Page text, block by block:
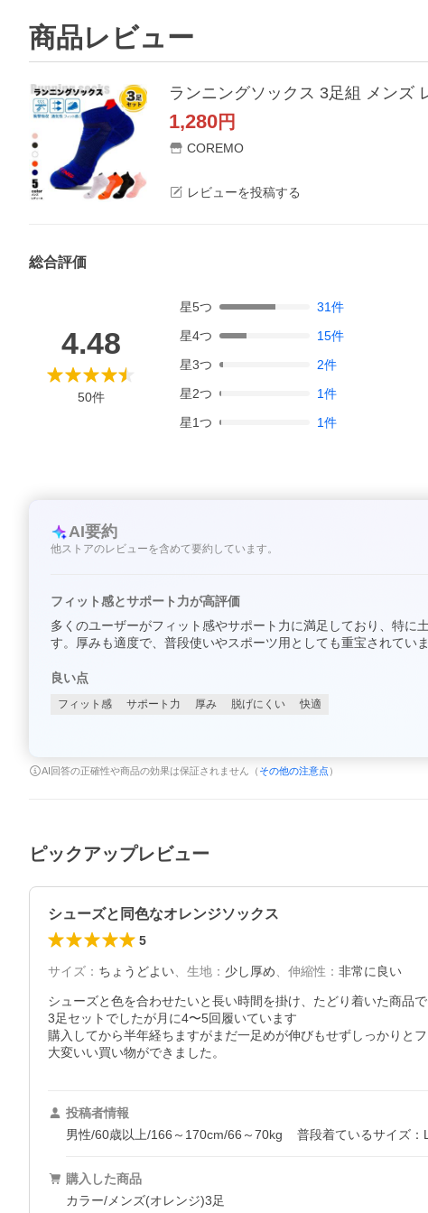
商品レビュー
1,280円
COREMO
レビューを投稿する
総合評価
4.48
50件
星5つ 31件
星4つ 15件
星3つ 2件
星2つ 1件
星1つ 1件
AI要約
他ストアのレビューを含めて要約しています。
フィット感とサポート力が高評価
多くのユーザーがフィット感やサポート力に満足しており、特に
す。厚みも適度で、普段使いやスポーツ用としても重宝されていま
良い点
フィット感 サポート力 厚み 脱げにくい 快適
AI回答の正確性や商品の効果は保証されません（ その他の注意点 ）
ピックアップレビュー
シューズと同色なオレンジソックス
5
サイズ ： ちょうどよい 生地 ： 少し厚め 伸縮性 ： 非常に良い
シューズと色を合わせたいと長い時間を掛け、たどり着いた商品
3足セットでしたが月に4〜5回履いています
購入してから半年経ちますがまだ一足めが伸びもせずしっかりと
大変いい買い物ができました。
投稿者情報
男性/60歳以上/166～170cm/66～70kg
普段着ているサイズ：L
購入した商品
カラー/メンズ(オレンジ)3足